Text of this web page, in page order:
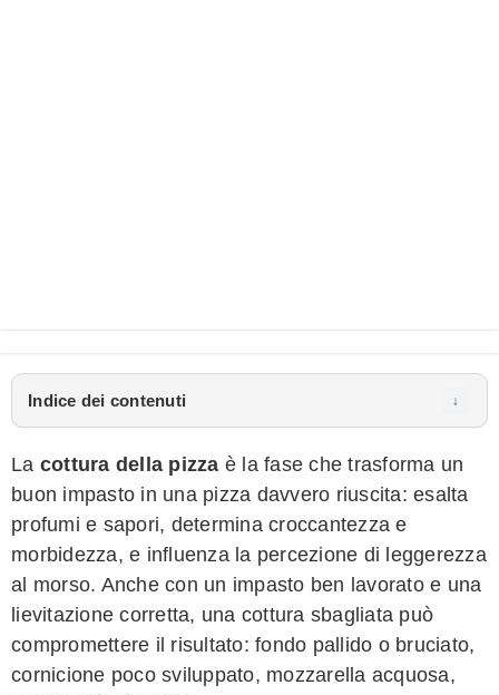
Indice dei contenuti
La cottura della pizza è la fase che trasforma un
buon impasto in una pizza davvero riuscita: esalta
profumi e sapori, determina croccantezza e
morbidezza, e influenza la percezione di leggerezza
al morso. Anche con un impasto ben lavorato e una
lievitazione corretta, una cottura sbagliata può
compromettere il risultato: fondo pallido o bruciato,
cornicione poco sviluppato, mozzarella acquosa,